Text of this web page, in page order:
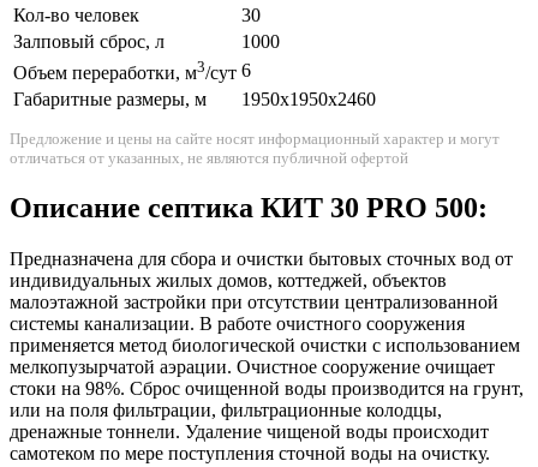
Кол-во человек
30
Залповый сброс, л
1000
Объем переработки, м3/сут 6
Габаритные размеры, м
1950х1950х2460
Предложение и цены на сайте носят информационный характер и могут
отличаться от указанных, не являются публичной офертой
Описание септика КИТ 30 PRO 500:
Предназначена для сбора и очистки бытовых сточных вод от
индивидуальных жилых домов, коттеджей, объектов
малоэтажной застройки при отсутствии централизованной
системы канализации. В работе очистного сооружения
применяется метод биологической очистки с использованием
мелкопузырчатой аэрации. Очистное сооружение очищает
стоки на 98%. Сброс очищенной воды производится на грунт,
или на поля фильтрации, фильтрационные колодцы,
дренажные тоннели. Удаление чищеной воды происходит
самотеком по мере поступления сточной воды на очистку.